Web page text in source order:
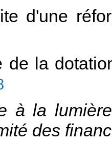
d'une
de la
à la
des